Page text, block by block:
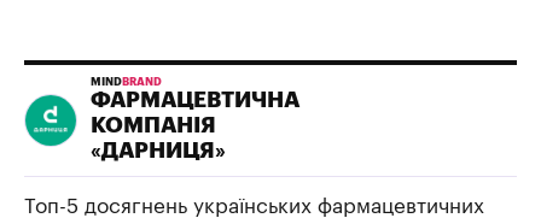
MIND BRAND
ФАРМАЦЕВТИЧНА
КОМПАНІЯ
«ДАРНИЦЯ»
Топ-5 досягнень українських фармацевтичних